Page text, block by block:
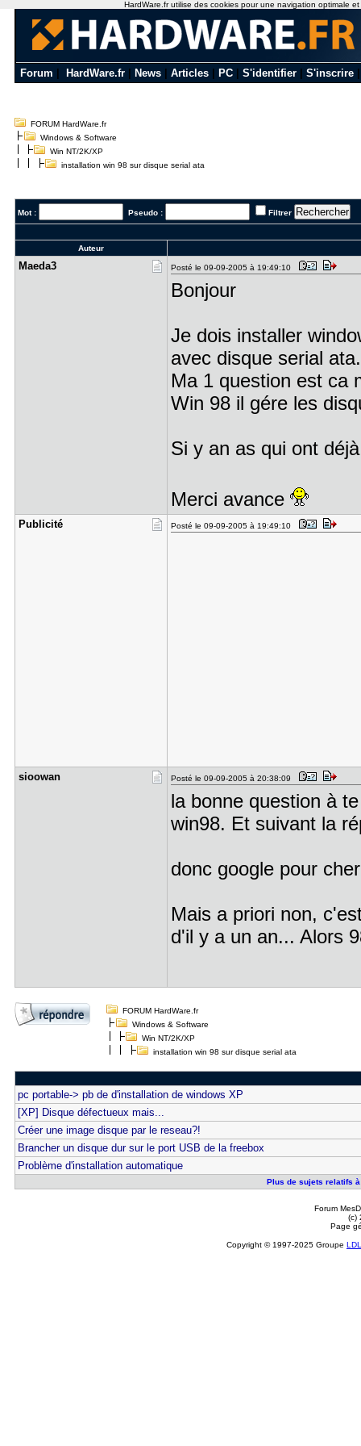
Forum HardWare.fr News Articles PC S'identifier S'inscrire
FORUM HardWare.fr
Windows & Software
Win NT/2K/XP
installation win 98 sur disque serial ata
Mot : Pseudo : Filtrer
Auteur
Maeda3 Posté le 09-09-2005 à 19:49:10
Bonjour
Je dois installer
avec disque serial ata.
Ma 1 question est ca
Win 98 il gére les
Si y an as qui ont
Merci avance
Publicité Posté le 09-09-2005 à 19:49:10
sioowan Posté le 09-09-2005 à 20:38:09
la bonne question à
win98. Et suivant la
donc google pour
Mais a priori non,
d'il y a un an... Alors
FORUM HardWare.fr
Windows & Software
Win NT/2K/XP
installation win 98 sur disque serial ata
pc portable-> pb de d'installation de windows XP
[XP] Disque défectueux mais...
Créer une image disque par le reseau?!
Brancher un disque dur sur le port USB de la freebox
Problème d'installation automatique
Plus de sujets relatifs
Forum
(c)
Page
Copyright © 1997-2025 Groupe
HardWare.fr utilise des cookies pour une navigation optimale